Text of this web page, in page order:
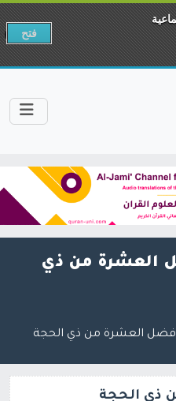
العشرة من ذي
العشرة من ذي الحجة
ذي الحجة
فتح